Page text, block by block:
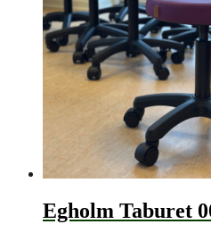
Egholm Taburet